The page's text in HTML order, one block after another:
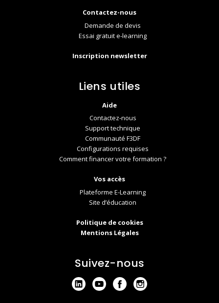
Contactez-nous
Demande de devis
Essai gratuit e-learning
Inscription newsletter
Liens utiles
Aide
Contactez-nous
Support technique
Communauté F3DF
Configurations requises
Comment financer votre formation ?
Vos accès
Plateforme E-Learning
Site d’éducation
Politique de cookies
Mentions Légales
Suivez-nous